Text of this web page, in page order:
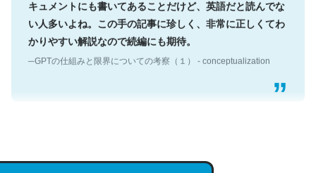
い人多いよね。この手の記事に珍しく、非常に正しくてわ
かりやすい解説なので続編にも期待。
説してる記事が少ないので貴重な良記事。/続編来た